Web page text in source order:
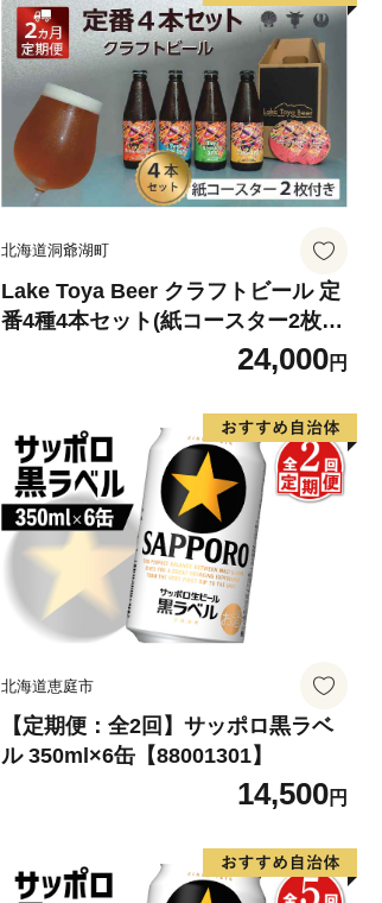
北海道洞爺湖町
Lake Toya Beer クラフトビール 定
番4種4本セット(紙コースター2枚
付) 2カ月連続お届け お酒 瓶ビール
アルコール 晩酌 バーベキュー BBQ
家飲み 宅飲み 飲み比べ
24,000円
北海道恵庭市
【定期便：全2回】サッポロ黒ラベ
ル 350ml×6缶【88001301】
14,500円